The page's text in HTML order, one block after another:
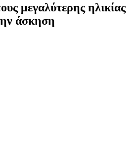
μεγαλύτερης ηλικίας
άσκηση